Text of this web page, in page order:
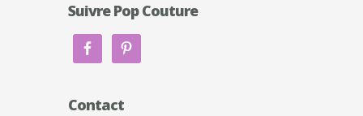
Suivre Pop Couture
Contact